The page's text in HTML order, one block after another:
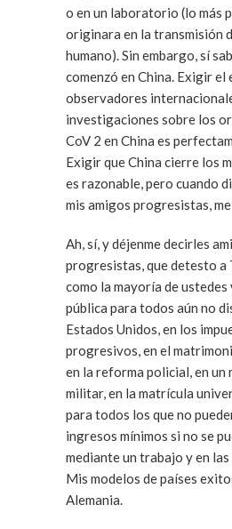
o en un laboratorio (lo más
originara en la transmisión
humano). Sin embargo, sí
comenzó en China. Exigir el
observadores
investigaciones sobre los
CoV 2 en China es
Exigir que China cierre los
es razonable, pero cuando
mis amigos progresistas,
Ah, sí, y déjenme decirles
progresistas, que detesto a Trump tanto
como la mayoría de ustedes
pública para todos aún no
Estados Unidos, en los
progresivos, en el
en la reforma policial, en un
militar, en la matrícula
para todos los que no
ingresos mínimos si no se
mediante un trabajo y en
Mis modelos de países
Alemania.